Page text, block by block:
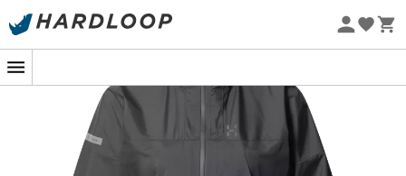
-5% Extra - Kode Summer5
lethedfår dig til at glemme, at du har den på, mens den
effektivt beskytter dig takket være densPertex® Shield
Revolve stof
fremstillet til optimal
genanvendelighed , tilbyder den
perfekte kombination af
vandtæthed og åndbarhed
selv under dine mest intense anstrengelser.
justerbare hætte justerbare manchetter